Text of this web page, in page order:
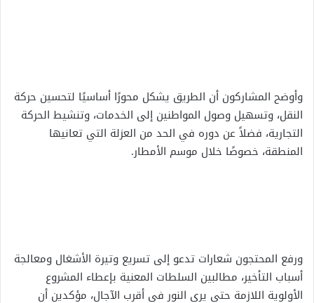
وأوضح المشاركون أن الطريق يشكل محورًا أساسيًا لتحسين حركة
النقل، وتسهيل وصول المواطنين إلى الخدمات، وتنشيط الحركة
التجارية، فضلاً عن دوره في الحد من العزلة التي تعانيها
المنطقة، خصوصًا خلال موسم الأمطار.
ورفع المحتجون شعارات تدعو إلى تسريع وتيرة الأشغال ومعالجة
أسباب التأخير، مطالبين السلطات المعنية بإعطاء المشروع
الأولوية اللازمة حتى يرى النور في أقرب الآجال، مؤكدين أن